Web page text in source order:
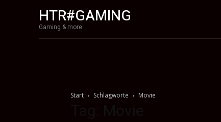
HTR#GAMING
Gaming & more
Start Schlagworte Movie